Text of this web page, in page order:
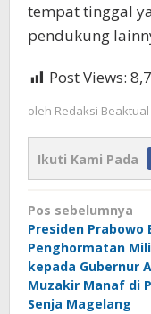
tempat tinggal
pendukung
Post Views:
oleh Redaksi Beaktual
Ikuti Kami Pada
Navigasi
pos
Pos sebelumnya
Presiden Prabowo
Penghormatan
kepada Gubernur
Muzakir Manaf di
Senja Magelang